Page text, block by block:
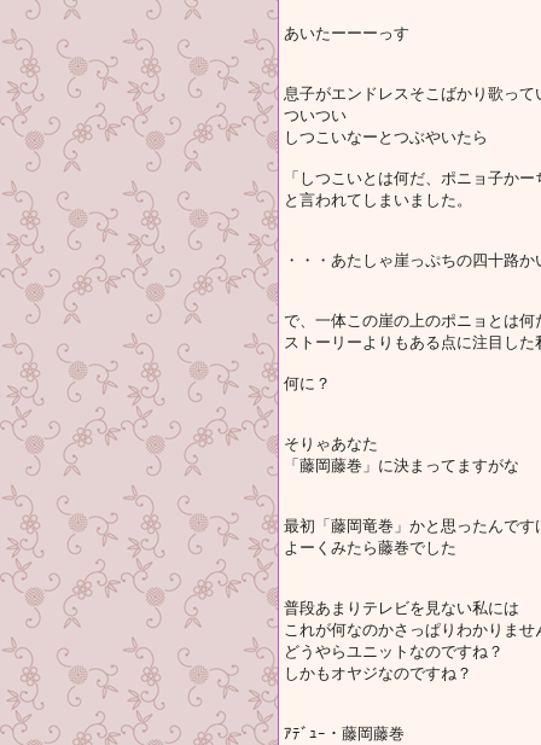
あいたーーーっす
息子がエンドレスそこばかり歌って
ついつい
しつこいなーとつぶやいたら
「しつこいとは何だ、ポニョ子か
と言われてしまいました。
・・・あたしゃ崖っぷちの四十路か
で、一体この崖の上のポニョとは
ストーリーよりもある点に注目した
何に？
そりゃあなた
「藤岡藤巻」に決まってますがな
最初「藤岡竜巻」かと思ったんです
よーくみたら藤巻でした
普段あまりテレビを見ない私には
これが何なのかさっぱりわかりませ
どうやらユニットなのですね？
しかもオヤジなのですね？
ｱﾃﾞｭｰ・藤岡藤巻